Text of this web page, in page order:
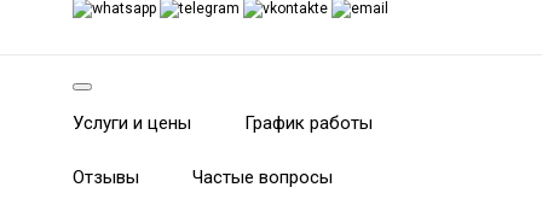
Услуги и цены График работы
Отзывы Частые вопросы